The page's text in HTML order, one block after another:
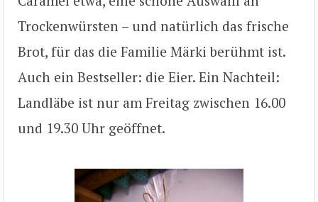
Trockenwürsten – und natürlich das frische
Brot, für das die Familie Märki berühmt ist.
Auch ein Bestseller: die Eier. Ein Nachteil:
Landläbe ist nur am Freitag zwischen 16.00
und 19.30 Uhr geöffnet.